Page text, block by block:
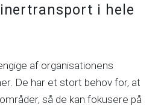
i hele
af organisationens
De har et stort behov for, at
så de kan fokusere på